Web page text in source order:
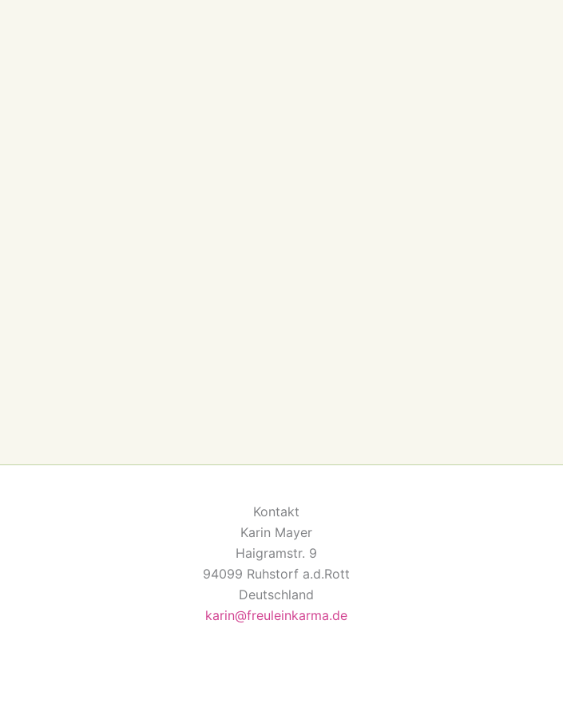
Kontakt
Karin Mayer
Haigramstr. 9
94099 Ruhstorf a.d.Rott
Deutschland
karin@freuleinkarma.de